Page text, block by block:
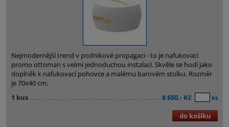
Nejmodernější trend v podnikové propagaci - to je nafukovací
promo ottoman s velmi jednoduchou instalací. Skvěle se hodí jako
doplněk k nafukovací pohovce a malému barovém stolku. Rozměr
je 70x40 cm.
1 kus
8 650,- Kč ks
do košíku